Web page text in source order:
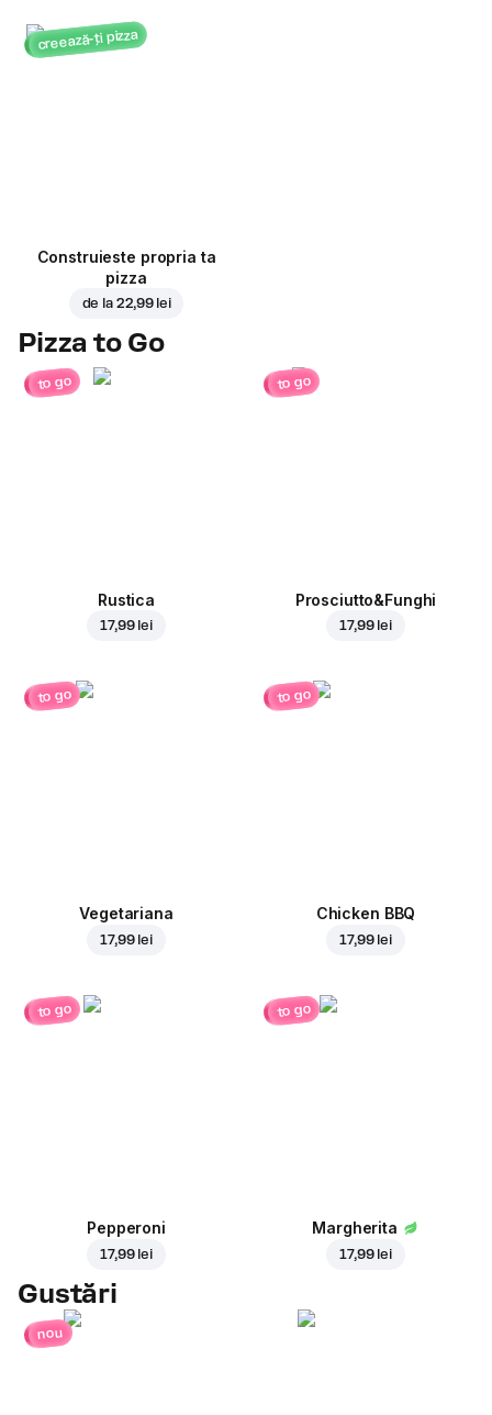
creează-ți pizza
Construieste propria ta
pizza
de la 22,99 lei
Pizza to Go
to go
Rustica
17,99 lei
to go
Prosciutto&Funghi
17,99 lei
to go
Vegetariana
17,99 lei
to go
Chicken BBQ
17,99 lei
to go
Pepperoni
17,99 lei
to go
Margherita
17,99 lei
Gustări
nou